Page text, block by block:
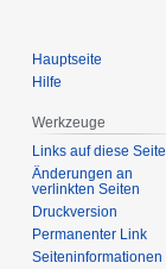
Hauptseite
Hilfe
Werkzeuge
Links auf diese Seite
Änderungen an
verlinkten Seiten
Druckversion
Permanenter Link
Seiten­­informationen